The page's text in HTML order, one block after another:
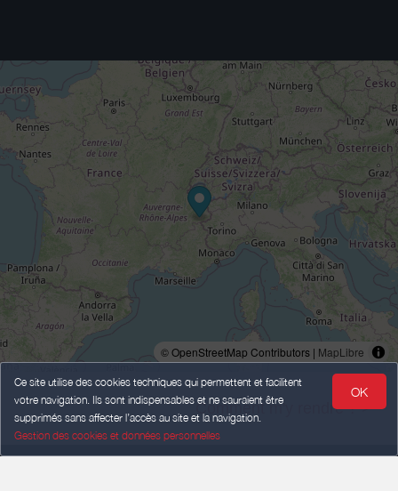
Ce site utilise des cookies techniques qui permettent et facilitent
votre navigation. Ils sont indispensables et ne sauraient être
supprimés sans affecter l’accès au site et la navigation.
Gestion des cookies et données personnelles
OK
© OpenStreetMap Contributors | MapLibre
Comment m'y rendre ? >